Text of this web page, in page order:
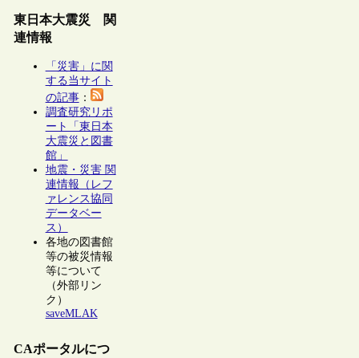
東日本大震災 関
連情報
「災害」に関
する当サイト
の記事：
調査研究リポ
ート「東日本
大震災と図書
館」
地震・災害 関
連情報（レフ
ァレンス協同
データベー
ス）
各地の図書館
等の被災情報
等について
（外部リン
ク）
saveMLAK
CAポータルにつ